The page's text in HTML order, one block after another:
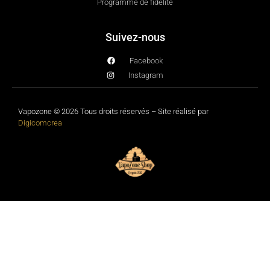
Programme de fidélité
Suivez-nous
Facebook
Instagram
Vapozone © 2026 Tous droits réservés – Site réalisé par
Digicomcrea